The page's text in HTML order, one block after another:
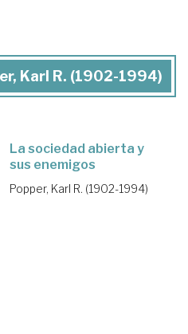
Karl R. (1902-1994)
La sociedad abierta y
sus enemigos
Popper, Karl R. (1902-1994)